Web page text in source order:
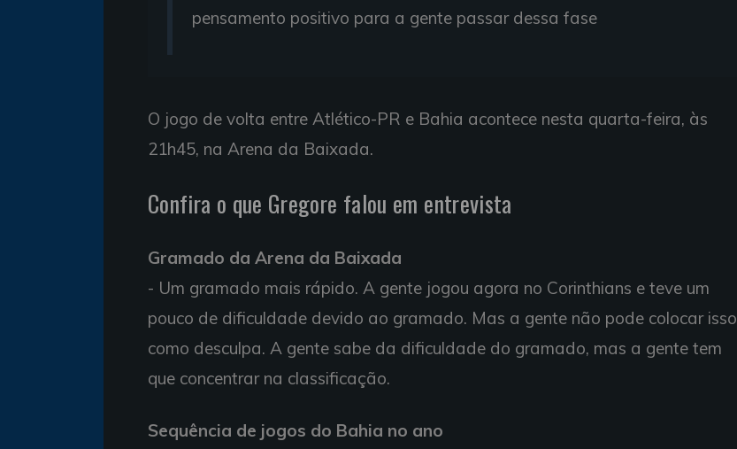
pensamento positivo para a gente passar dessa fase
O jogo de volta entre Atlético-PR e Bahia acontece nesta quarta-feira, às
21h45, na Arena da Baixada.
Confira o que Gregore falou em entrevista
Gramado da Arena da Baixada
- Um gramado mais rápido. A gente jogou agora no Corinthians e teve um
pouco de dificuldade devido ao gramado. Mas a gente não pode colocar isso
como desculpa. A gente sabe da dificuldade do gramado, mas a gente tem
que concentrar na classificação.
Sequência de jogos do Bahia no ano